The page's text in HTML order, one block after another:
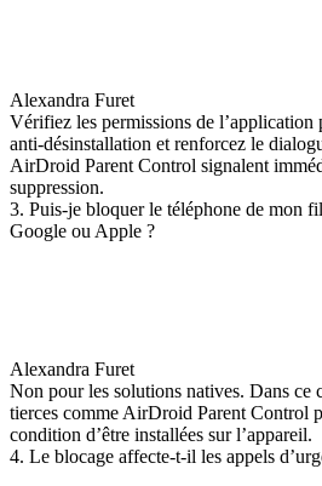
Alexandra Furet
Vérifiez les permissions de l’application
anti-désinstallation et renforcez le
AirDroid Parent Control signalent
suppression.
3. Puis-je bloquer le téléphone de mon
Google ou Apple ?
Alexandra Furet
Non pour les solutions natives. Dans ce
tierces comme AirDroid Parent Control
condition d’être installées sur l’appareil.
4. Le blocage affecte-t-il les appels